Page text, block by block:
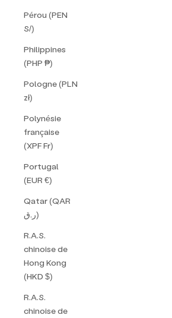
Pérou (PEN
S/)
Philippines
(PHP ₱)
Pologne (PLN
zł)
Polynésie
française
(XPF Fr)
Portugal
(EUR €)
Qatar (QAR
ر.ق)
R.A.S.
chinoise de
Hong Kong
(HKD $)
R.A.S.
chinoise de